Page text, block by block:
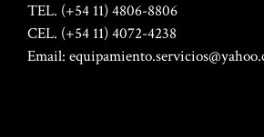
TEL. (+54 11) 4806-8806
CEL. (+54 11) 4072-4238
Email: